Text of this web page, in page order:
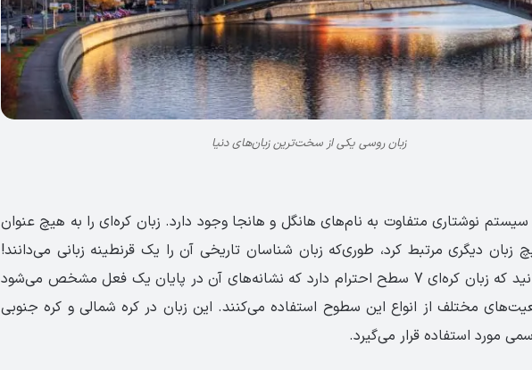
زبان روسی یکی از سخت‌ترین زبان‌های دنیا
سیستم نوشتاری متفاوت به نام‌های هانگل و هانجا وجود دارد. زبان کره‌ای را به هیچ عنوان
زبان دیگری مرتبط کرد، طوری‌که زبان شناسان تاریخی آن را یک قرنطینه زبانی می‌دانند!
جالب است بدانید که زبان کره‌ای 7 سطح احترام دارد که نشانه‌های آن در پایان یک فعل مشخص می‌شود
مختلف از انواع این سطوح استفاده می‌کنند. این زبان در کره شمالی و کره جنوبی
مورد استفاده قرار می‌گیرد.